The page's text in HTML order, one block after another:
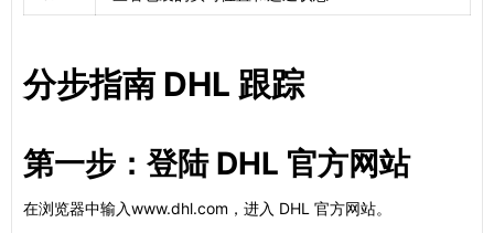
分步指南 DHL 跟踪
第一步：登陆 DHL 官方网站
在浏览器中输入www.dhl.com，进入 DHL 官方网站。